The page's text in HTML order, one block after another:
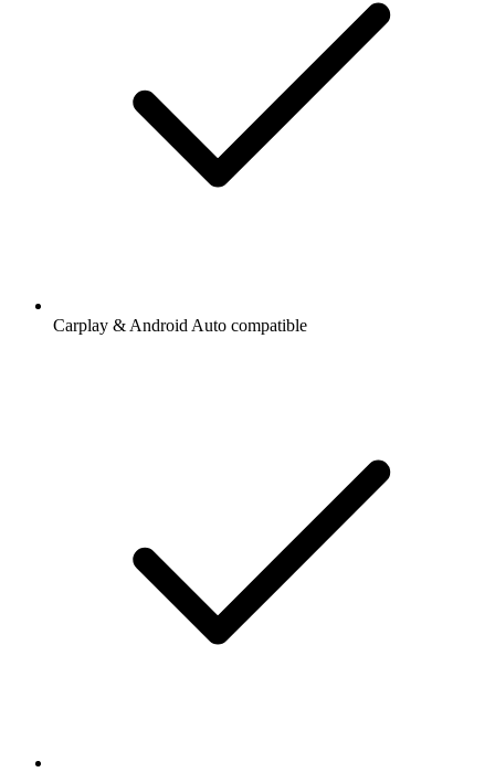
Carplay & Android Auto compatible